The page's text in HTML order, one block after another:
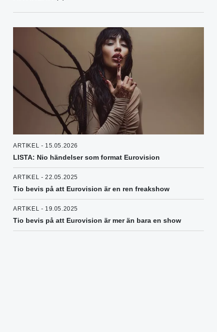
ARTIKEL - 15.05.2026
LISTA: Nio händelser som format Eurovision
ARTIKEL - 22.05.2025
Tio bevis på att Eurovision är en ren freakshow
ARTIKEL - 19.05.2025
Tio bevis på att Eurovision är mer än bara en show